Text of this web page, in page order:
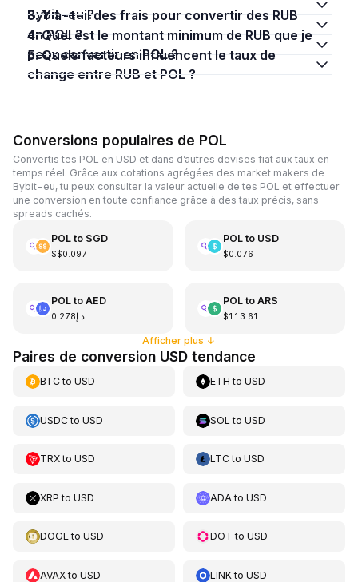
Bybit-eu ?
3. Y a-t-il des frais pour convertir des RUB
en POL ?
4. Quel est le montant minimum de RUB que je
peux convertir en POL ?
5. Quels facteurs influencent le taux de
change entre RUB et POL ?
Conversions populaires de POL
Convertis tes POL en USD et dans d’autres devises fiat aux taux en
temps réel. Grâce aux cotations agrégées des market makers de
Bybit-eu, tu peux consulter la valeur actuelle de tes POL et effectuer
une conversion en toute confiance grâce à des taux précis, sans
spreads cachés.
POLto SGD
S$0.097
POLto USD
$0.076
POLto AED
د.إ0.278
POLto ARS
$113.61
Afficher plus ↓
Paires de conversion USD tendance
BTCto USD ETH toUSD
USDCto USD SOL toUSD
TRXto USD LTCtoUSD
XRP to USD ADA toUSD
DOGEto USD DOT toUSD
AVAXto USD LINKtoUSD